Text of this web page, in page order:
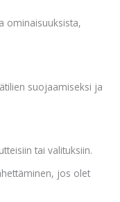
ominaisuuksista,
suojaamiseksi ja
tai valituksiin.
jos olet